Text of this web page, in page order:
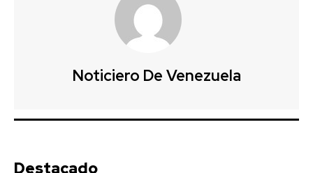
Noticiero De Venezuela
Destacado